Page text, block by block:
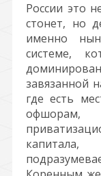
России это
стонет, но
именно
системе,
завязанной
где есть
офшорам,